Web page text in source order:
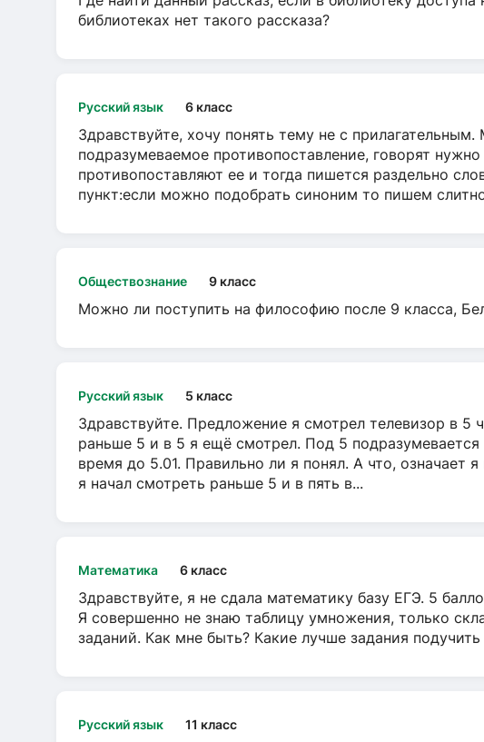
библиотеках нет такого рассказа?
Русский язык 6 класс
Здравствуйте, хочу понять тему не с
подразумеваемое противопоставление, говорят
противопоставляют ее и тогда пишется раздельно
пункт:если можно подобрать синоним то пишем
Обществознание 9 класс
Можно ли поступить на философию после 9 класса,
Русский язык 5 класс
Здравствуйте. Предложение я смотрел телевизор в 5
раньше 5 и в 5 я ещё смотрел. Под 5
время до 5.01. Правильно ли я понял. А что, означает
я начал смотреть раньше 5 и в пять в...
Математика 6 класс
Здравствуйте, я не сдала математику базу ЕГЭ. 5
Я совершенно не знаю таблицу умножения, только
заданий. Как мне быть? Какие лучше задания
Русский язык 11 класс